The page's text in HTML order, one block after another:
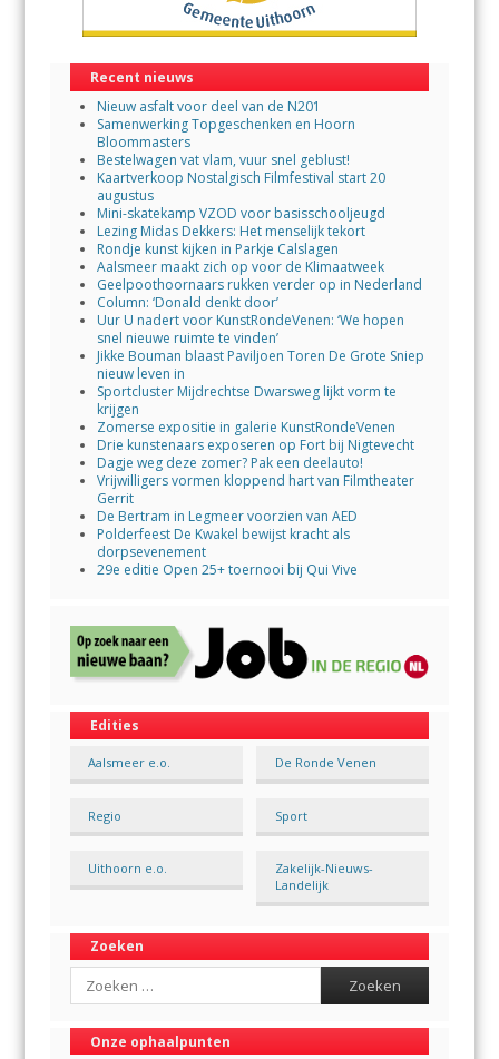
Recent nieuws
Nieuw asfalt voor deel van de N201
Samenwerking Topgeschenken en Hoorn
Bloommasters
Bestelwagen vat vlam, vuur snel geblust!
Kaartverkoop Nostalgisch Filmfestival start 20
augustus
Mini-skatekamp VZOD voor basisschooljeugd
Lezing Midas Dekkers: Het menselijk tekort
Rondje kunst kijken in Parkje Calslagen
Aalsmeer maakt zich op voor de Klimaatweek
Geelpoothoornaars rukken verder op in Nederland
Column: ‘Donald denkt door’
Uur U nadert voor KunstRondeVenen: ‘We hopen
snel nieuwe ruimte te vinden’
Jikke Bouman blaast Paviljoen Toren De Grote Sniep
nieuw leven in
Sportcluster Mijdrechtse Dwarsweg lijkt vorm te
krijgen
Zomerse expositie in galerie KunstRondeVenen
Drie kunstenaars exposeren op Fort bij Nigtevecht
Dagje weg deze zomer? Pak een deelauto!
Vrijwilligers vormen kloppend hart van Filmtheater
Gerrit
De Bertram in Legmeer voorzien van AED
Polderfeest De Kwakel bewijst kracht als
dorpsevenement
29e editie Open 25+ toernooi bij Qui Vive
Edities
Aalsmeer e.o. De Ronde Venen
Regio Sport
Uithoorn e.o.
Zakelijk-Nieuws-
Landelijk
Zoeken
Search
Onze ophaalpunten